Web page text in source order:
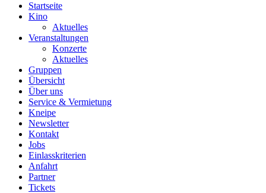
Startseite
Kino
Aktuelles
Veranstaltungen
Konzerte
Aktuelles
Gruppen
Übersicht
Über uns
Service & Vermietung
Kneipe
Newsletter
Kontakt
Jobs
Einlasskriterien
Anfahrt
Partner
Tickets